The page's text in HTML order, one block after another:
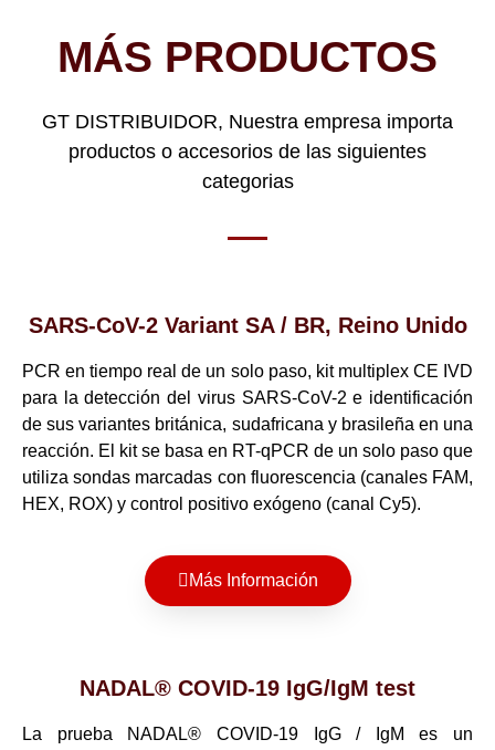
MÁS PRODUCTOS
GT DISTRIBUIDOR, Nuestra empresa importa
productos o accesorios de las siguientes
categorias
SARS-CoV-2 Variant SA / BR, Reino Unido
PCR en tiempo real de un solo paso, kit multiplex CE IVD
para la detección del virus SARS-CoV-2 e identificación
de sus variantes británica, sudafricana y brasileña en una
reacción. El kit se basa en RT-qPCR de un solo paso que
utiliza sondas marcadas con fluorescencia (canales FAM,
HEX, ROX) y control positivo exógeno (canal Cy5).
Más Información
NADAL® COVID-19 IgG/IgM test
La prueba NADAL® COVID-19 IgG / IgM es un